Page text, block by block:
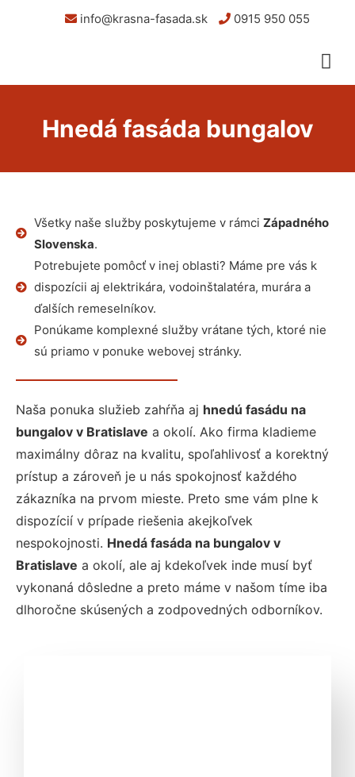
info@krasna-fasada.sk 0915 950 055
Hnedá fasáda bungalov
Všetky naše služby poskytujeme v rámci Západného
Slovenska.
Potrebujete pomôcť v inej oblasti? Máme pre vás k
dispozícii aj elektrikára, vodoinštalatéra, murára a
ďalších remeselníkov.
Ponúkame komplexné služby vrátane tých, ktoré nie
sú priamo v ponuke webovej stránky.
Naša ponuka služieb zahŕňa aj hnedú fasádu na
bungalov v Bratislave a okolí. Ako firma kladieme
maximálny dôraz na kvalitu, spoľahlivosť a korektný
prístup a zároveň je u nás spokojnosť každého
zákazníka na prvom mieste. Preto sme vám plne k
dispozícií v prípade riešenia akejkoľvek
nespokojnosti. Hnedá fasáda na bungalov v
Bratislave a okolí, ale aj kdekoľvek inde musí byť
vykonaná dôsledne a preto máme v našom tíme iba
dlhoročne skúsených a zodpovedných odborníkov.